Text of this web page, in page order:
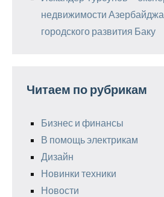
недвижимости
городского развития Баку
Читаем по рубрикам
Бизнес и финансы
В помощь электрикам
Дизайн
Новинки техники
Новости